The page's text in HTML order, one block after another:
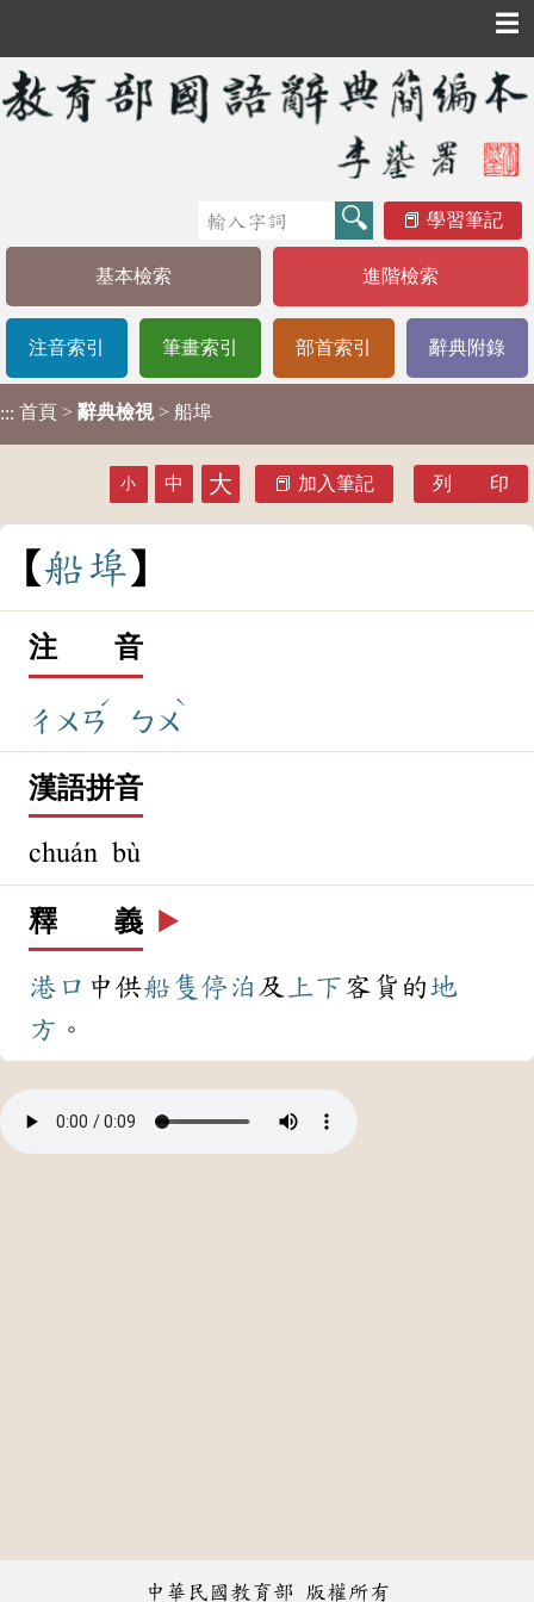
☰
學習筆記
基本檢索 進階檢索
注音索引 筆畫索引 部首索引 辭典附錄
::: 首頁 > 辭典檢視 > 船埠
小 中 大 加入筆記 列 印
船埠
注 音
ㄔㄨㄢ
ˊ
ㄅㄨ
ˋ
漢語拼音
chuán bù
釋 義 ▶️
港口 中供船隻 停泊 及 上下 客貨的地
方 。
中華民國教育部 版權所有